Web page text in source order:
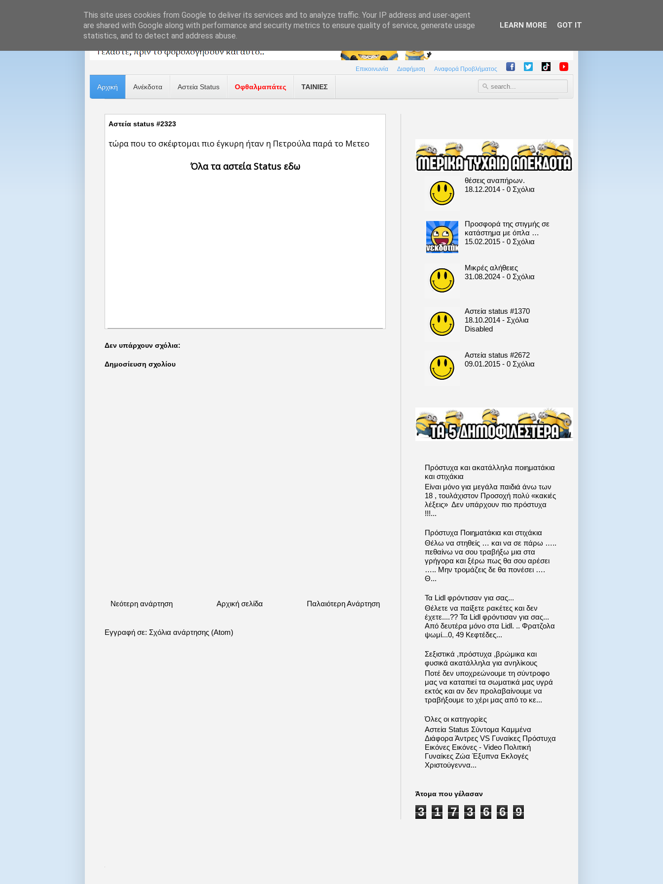
Επικοινωνία Διαφήμιση Αναφορά Προβλήματος
Αρχική Ανέκδοτα Αστεία Status Οφθαλμαπάτες ΤΑΙΝΙΕΣ
Αστεία status #2323
τώρα που το σκέφτομαι πιο έγκυρη ήταν η Πετρούλα παρά το Μετεο
Όλα τα αστεία Status εδω
Δεν υπάρχουν σχόλια:
Δημοσίευση σχολίου
Νεότερη ανάρτηση Παλαιότερη Ανάρτηση
Αρχική σελίδα
Εγγραφή σε: Σχόλια ανάρτησης (Atom)
θέσεις αναπήρων.
18.12.2014 - 0 Σχόλια
Προσφορά της στιγμής σε
κατάστημα με όπλα …
15.02.2015 - 0 Σχόλια
Μικρές αλήθειες
31.08.2024 - 0 Σχόλια
Αστεία status #1370
18.10.2014 - Σχόλια
Disabled
Αστεία status #2672
09.01.2015 - 0 Σχόλια
Πρόστυχα και ακατάλληλα ποιηματάκια
και στιχάκια
Είναι μόνο για μεγάλα παιδιά άνω των
18 , τουλάχιστον Προσοχή πολύ «κακιές
λέξεις» Δεν υπάρχουν πιο πρόστυχα
!!!...
Πρόστυχα Ποιηματάκια και στιχάκια
Θέλω να στηθείς … και να σε πάρω …..
πεθαίνω να σου τραβήξω μια στα
γρήγορα και ξέρω πως θα σου αρέσει
….. Μην τρομάζεις δε θα πονέσει ….
Θ...
Τα Lidl φρόντισαν για σας...
Θέλετε να παίξετε ρακέτες και δεν
έχετε....?? Τα Lidl φρόντισαν για σας...
Από δευτέρα μόνο στα Lidl. .. Φρατζολα
ψωμί...0, 49 Κεφτέδες...
Σεξιστικά ,πρόστυχα ,βρώμικα και
φυσικά ακατάλληλα για ανηλίκους
Ποτέ δεν υποχρεώνουμε τη σύντροφο
μας να καταπιεί τα σωματικά μας υγρά
εκτός και αν δεν προλαβαίνουμε να
τραβήξουμε το χέρι μας από το κε...
Όλες οι κατηγορίες
Αστεία Status Σύντομα Καμμένα
Διάφορα Άντρες VS Γυναίκες Πρόστυχα
Εικόνες Εικόνες - Video Πολιτική
Γυναίκες Ζώα Έξυπνα Εκλογές
Χριστούγεννα...
Άτομα που γέλασαν
3 1 7 3 6 6 9
This site uses cookies from Google to deliver its services and to analyze traffic. Your IP address and user-agent
are shared with Google along with performance and security metrics to ensure quality of service, generate usage
statistics, and to detect and address abuse.
LEARN MORE GOT IT